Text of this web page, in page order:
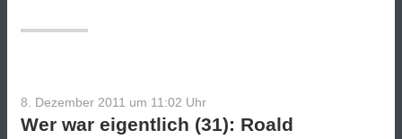
8. Dezember 2011 um 11:02 Uhr
Wer war eigentlich (31): Roald